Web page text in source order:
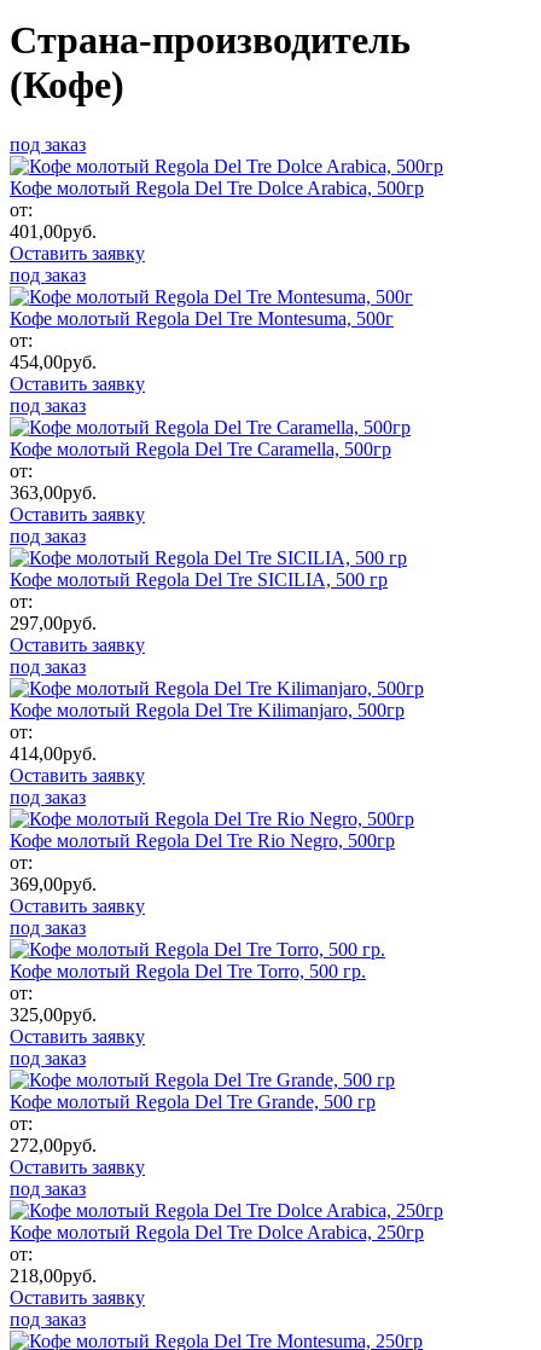
Страна-производитель
(Кофе)
под заказ
Кофе молотый Regola Del Tre Dolce Arabica, 500гр
от:
401,00руб.
Оставить заявку
под заказ
Кофе молотый Regola Del Tre Montesuma, 500г
от:
454,00руб.
Оставить заявку
под заказ
Кофе молотый Regola Del Tre Caramella, 500гр
от:
363,00руб.
Оставить заявку
под заказ
Кофе молотый Regola Del Tre SICILIA, 500 гр
от:
297,00руб.
Оставить заявку
под заказ
Кофе молотый Regola Del Tre Kilimanjaro, 500гр
от:
414,00руб.
Оставить заявку
под заказ
Кофе молотый Regola Del Tre Rio Negro, 500гр
от:
369,00руб.
Оставить заявку
под заказ
Кофе молотый Regola Del Tre Torro, 500 гр.
от:
325,00руб.
Оставить заявку
под заказ
Кофе молотый Regola Del Tre Grande, 500 гр
от:
272,00руб.
Оставить заявку
под заказ
Кофе молотый Regola Del Tre Dolce Arabica, 250гр
от:
218,00руб.
Оставить заявку
под заказ